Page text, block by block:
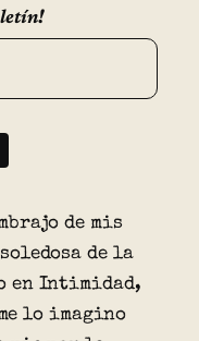
de mis
de la
en Intimidad,
lo imagino